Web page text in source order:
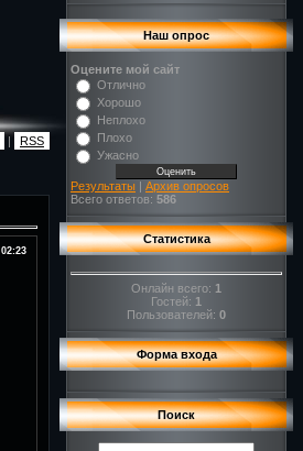
| RSS
02:23
Наш опрос
Оцените мой сайт
Отлично
Хорошо
Неплохо
Плохо
Ужасно
Результаты | Архив опросов
Всего ответов: 586
Статистика
Онлайн всего: 1
Гостей: 1
Пользователей: 0
Форма входа
Поиск